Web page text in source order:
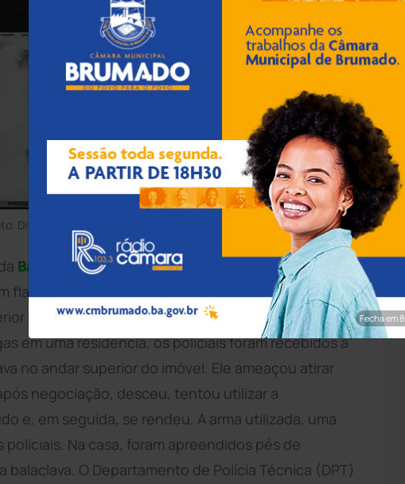
Divulgação/Polícia Civil
Bahia
, por meio da Delegacia de Repressão a
flagrante um suspeito após confronto no bairro
da Bahia. Durante diligências para apurar
em uma residência, os policiais foram recebidos a
no andar superior do imóvel. Ele ameaçou atirar
negociação, desceu, tentou utilizar a
e, em seguida, se rendeu. A arma utilizada, uma
Na casa, foram apreendidos pés de
O Departamento de Polícia Técnica (DPT)
Fecha em